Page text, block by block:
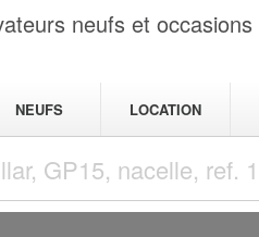
neufs et occasions
NEUFS LOCATION